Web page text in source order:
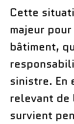
Cette
majeur
bâtiment,
sinistre. En
relevant de
survient